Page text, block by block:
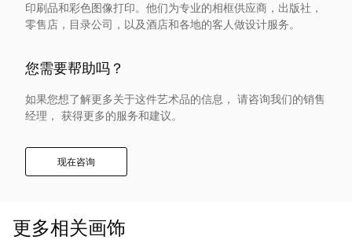
我
联
我
印刷品和彩色图像打印。他们为专业的相框供应商，出版社，
零售店，目录公司，以及酒店和各地的客人做设计服务。
您需要帮助吗？
如果您想了解更多关于这件艺术品的信息， 请咨询我们的销售
经理， 获得更多的服务和建议。
现在咨询
更多相关画饰